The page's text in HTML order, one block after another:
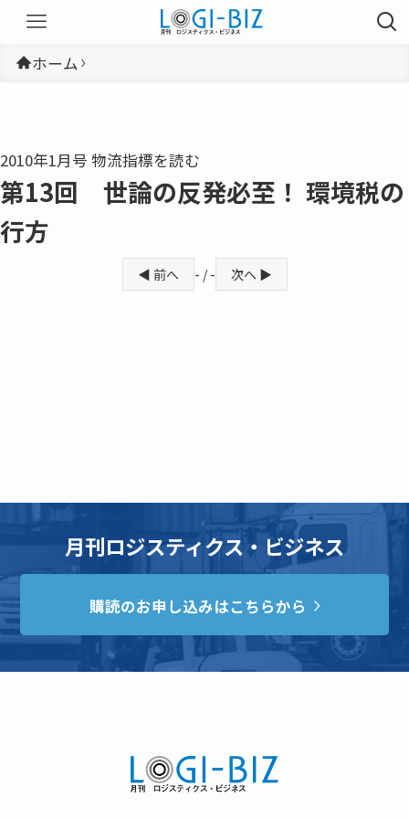
ホーム
2010年1月号 物流指標を読む
第13回 世論の反発必至！ 環境税の
行方
◀ 前へ - / - 次へ ▶
月刊ロジスティクス・ビジネス
購読のお申し込みはこちらから